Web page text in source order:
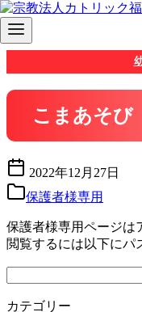
ン
テ
へ
移
動
こまあそび
2022年12月27日
保護者様専用
保護者様専用ページは
閲覧するには以下にパ
カテゴリー